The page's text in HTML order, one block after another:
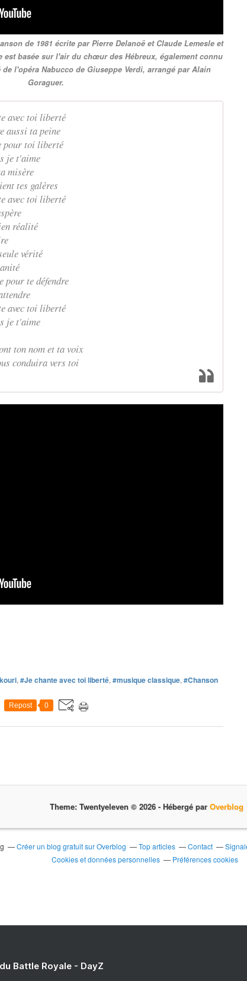
de 1981 écrite par Pierre Delanoë et Claude Lemesle et
est basée sur l'air du chœur des Hébreux, également connu
l'opéra Nabucco de Giuseppe Verdi, arrangé par Alain
Goraguer.
avec toi liberté
aussi ta peine
pour toi liberté
je t'aime
misère
tes galères
avec toi liberté
réalité
vérité
pour te défendre
avec toi liberté
je t'aime
ton nom et ta voix
conduira vers toi
, #Je chante avec toi liberté, #musique classique, #Chanson
Repost 0
Theme: Twentyeleven © 2026 - Hébergé par Overblog
Créer un blog gratuit sur Overblog Top articles Contact
Cookies et données personnelles
Préférences cookies
Battle Royale - DayZ